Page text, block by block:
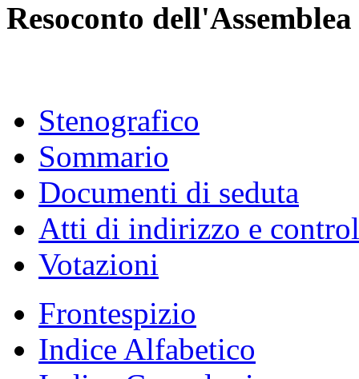
Resoconto dell'Assemblea
Stenografico
Sommario
Documenti di seduta
Atti di indirizzo e
Votazioni
Frontespizio
Indice Alfabetico